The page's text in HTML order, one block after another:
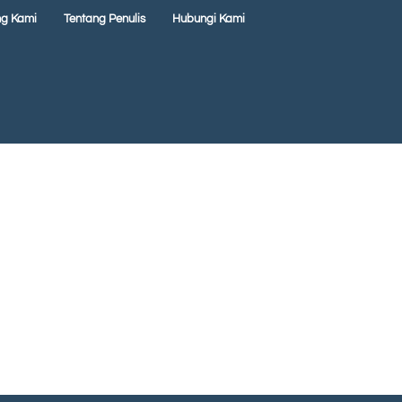
Kami Tentang Penulis Hubungi Kami